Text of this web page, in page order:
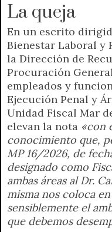
La queja
En un escrito
Bienestar Laboral y
la Dirección de
Procuración
empleados y
Ejecución Penal y
Unidad Fiscal Mar
elevan la nota «con
conocimiento que,
MP 16/2026, de
designado como
ambas áreas al Dr.
misma nos coloca
sensiblemente el
que debemos